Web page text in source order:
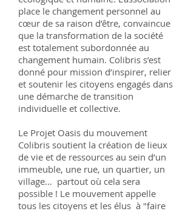
place le changement personnel au
cœur de sa raison d’être, convaincue
que la transformation de la société
est totalement subordonnée au
changement humain. Colibris s’est
donné pour mission d’inspirer, relier
et soutenir les citoyens engagés dans
une démarche de transition
individuelle et collective.
Le Projet Oasis du mouvement
Colibris soutient la création de lieux
de vie et de ressources au sein d’un
immeuble, une rue, un quartier, un
village… partout où cela sera
possible ! Le mouvement appelle
tous les citoyens et les élus à "faire